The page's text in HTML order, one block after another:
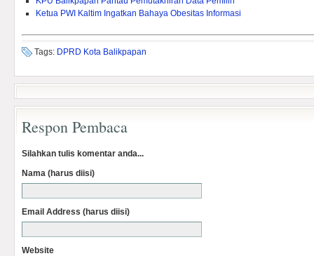
Ketua PWI Kaltim Ingatkan Bahaya Obesitas Informasi
Tags: DPRD Kota Balikpapan
Respon Pembaca
Silahkan tulis komentar anda...
Nama (harus diisi)
Email Address (harus diisi)
Website